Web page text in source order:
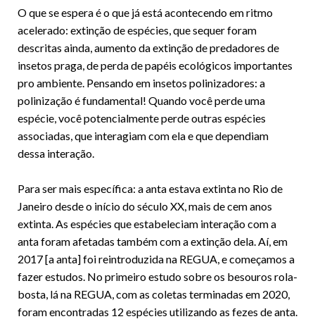
O que se espera é o que já está acontecendo em ritmo
acelerado: extinção de espécies, que sequer foram
descritas ainda, aumento da extinção de predadores de
insetos praga, de perda de papéis ecológicos importantes
pro ambiente. Pensando em insetos polinizadores: a
polinização é fundamental! Quando você perde uma
espécie, você potencialmente perde outras espécies
associadas, que interagiam com ela e que dependiam
dessa interação.
Para ser mais específica: a anta estava extinta no Rio de
Janeiro desde o início do século XX, mais de cem anos
extinta. As espécies que estabeleciam interação com a
anta foram afetadas também com a extinção dela. Aí, em
2017 [a anta] foi reintroduzida na REGUA, e começamos a
fazer estudos. No primeiro estudo sobre os besouros rola-
bosta, lá na REGUA, com as coletas terminadas em 2020,
foram encontradas 12 espécies utilizando as fezes de anta.